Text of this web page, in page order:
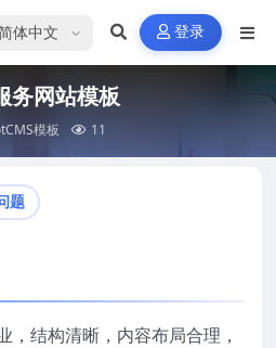
择语言 登录
务网站模板
模板 11
题
，结构清晰，内容布局合理，